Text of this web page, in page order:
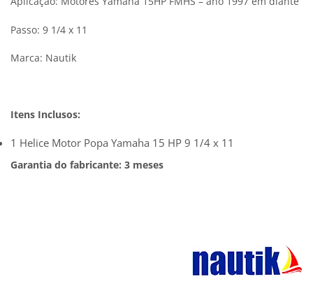
Passo: 9 1/4 x 11
Marca: Nautik
Itens Inclusos:
1 Helice Motor Popa Yamaha 15 HP 9 1/4 x 11
Garantia do fabricante: 3 meses